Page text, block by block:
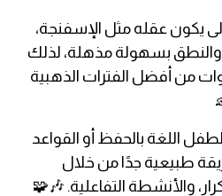
يكون عقله مثل الإسفنجة،
والنطق بسهولة مذهلة، لذلك
من 2 إلى 7 سنوات من أفضل الفترات الذهبية
اللغة بالحفظ أو القواعد
طبيعية جدًا من خلال
والأنشطة التفاعلية. 🎶🧩